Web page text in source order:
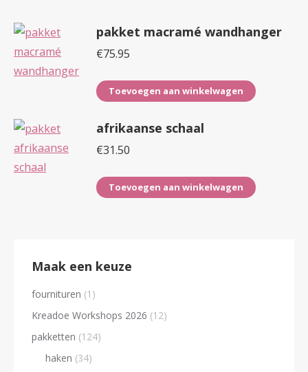
pakket macramé wandhanger
€75.95
Toevoegen aan winkelwagen
afrikaanse schaal
€31.50
Toevoegen aan winkelwagen
Maak een keuze
fournituren (1)
Kreadoe Workshops 2026 (12)
pakketten (124)
haken (34)